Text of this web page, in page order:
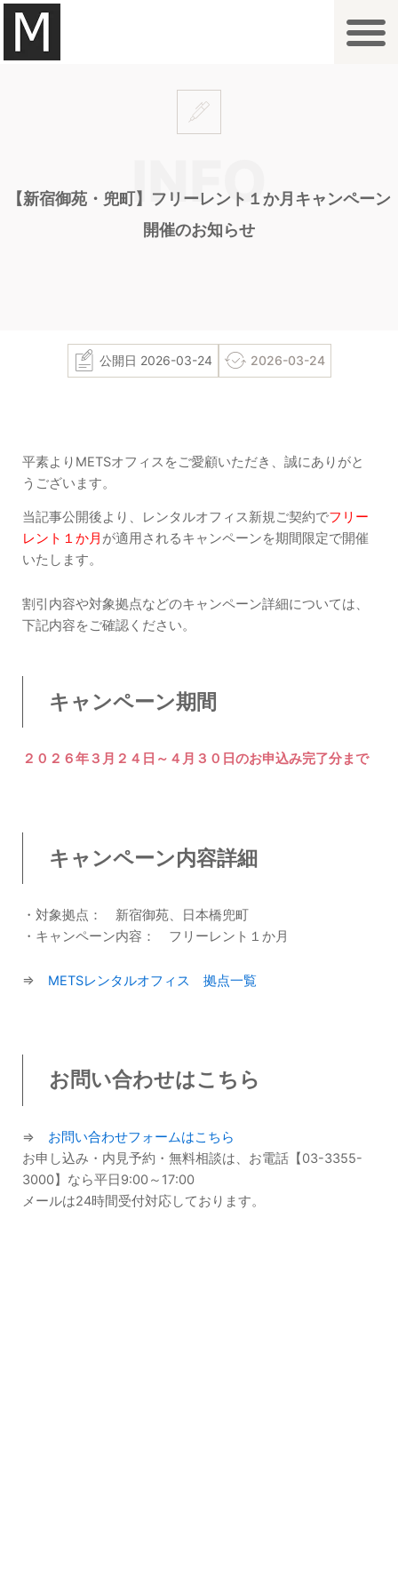
【新宿御苑・兜町】フリーレント１か月キャンペーン
開催のお知らせ
公開日 2026-03-24 2026-03-24
平素よりMETSオフィスをご愛顧いただき、誠にありがと
うございます。
当記事公開後より、レンタルオフィス新規ご契約でフリー
レント１か月 が適用されるキャンペーンを期間限定で開催
いたします。
割引内容や対象拠点などのキャンペーン詳細については、
下記内容をご確認ください。
キャンペーン期間
２０２６年３月２４日～４月３０日のお申込み完了分まで
キャンペーン内容詳細
・対象拠点： 新宿御苑、日本橋兜町
・キャンペーン内容： フリーレント１か月
⇒ METSレンタルオフィス 拠点一覧
お問い合わせはこちら
⇒ お問い合わせフォームはこちら
お申し込み・内見予約・無料相談は、お電話【03-3355-
3000】なら平日9:00～17:00
メールは24時間受付対応しております。